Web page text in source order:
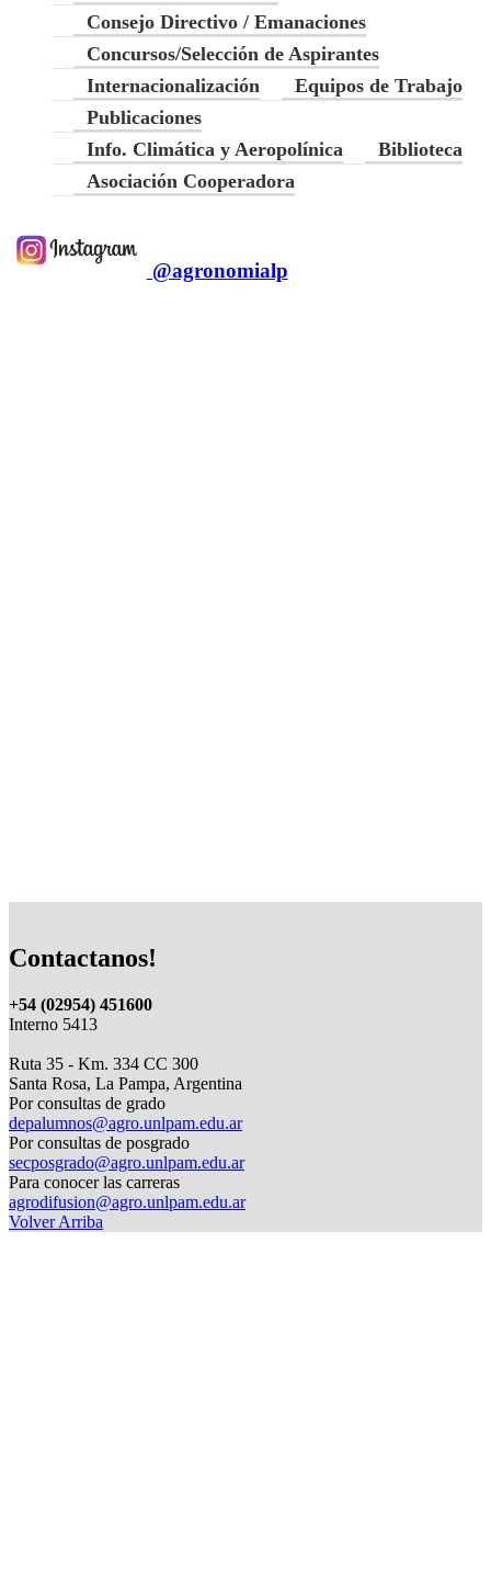
Consejo Directivo / Emanaciones
Concursos/Selección de Aspirantes
Internacionalización
Equipos de Trabajo
Publicaciones
Info. Climática y Aeropolínica
Biblioteca
Asociación Cooperadora
@agronomialp
Contactanos!
+54 (02954) 451600
Interno 5413
Ruta 35 - Km. 334 CC 300
Santa Rosa, La Pampa, Argentina
Por consultas de grado
depalumnos@agro.unlpam.edu.ar
Por consultas de posgrado
secposgrado@agro.unlpam.edu.ar
Para conocer las carreras
agrodifusion@agro.unlpam.edu.ar
Volver Arriba